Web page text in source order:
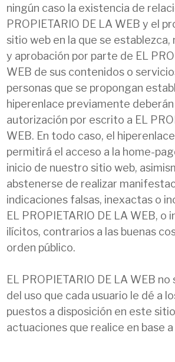
ningún caso la existencia de
PROPIETARIO DE LA WEB y el
sitio web en la que se establezca,
y aprobación por parte de EL
WEB de sus contenidos o
personas que se propongan
hiperenlace previamente
autorización por escrito a EL
WEB. En todo caso, el
permitirá el acceso a la home-
inicio de nuestro sitio web,
abstenerse de realizar
indicaciones falsas, inexactas o
EL PROPIETARIO DE LA WEB, o
ilícitos, contrarios a las buenas
orden público.
EL PROPIETARIO DE LA WEB
del uso que cada usuario le dé a
puestos a disposición en este
actuaciones que realice en base